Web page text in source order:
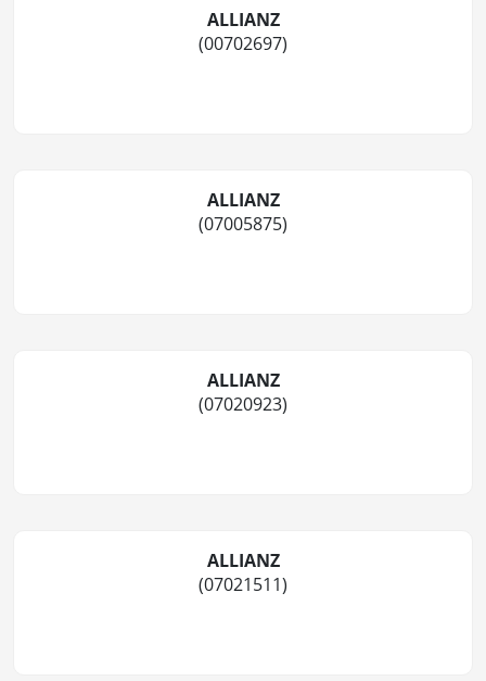
ALLIANZ
(00702697)
ALLIANZ
(07005875)
ALLIANZ
(07020923)
ALLIANZ
(07021511)